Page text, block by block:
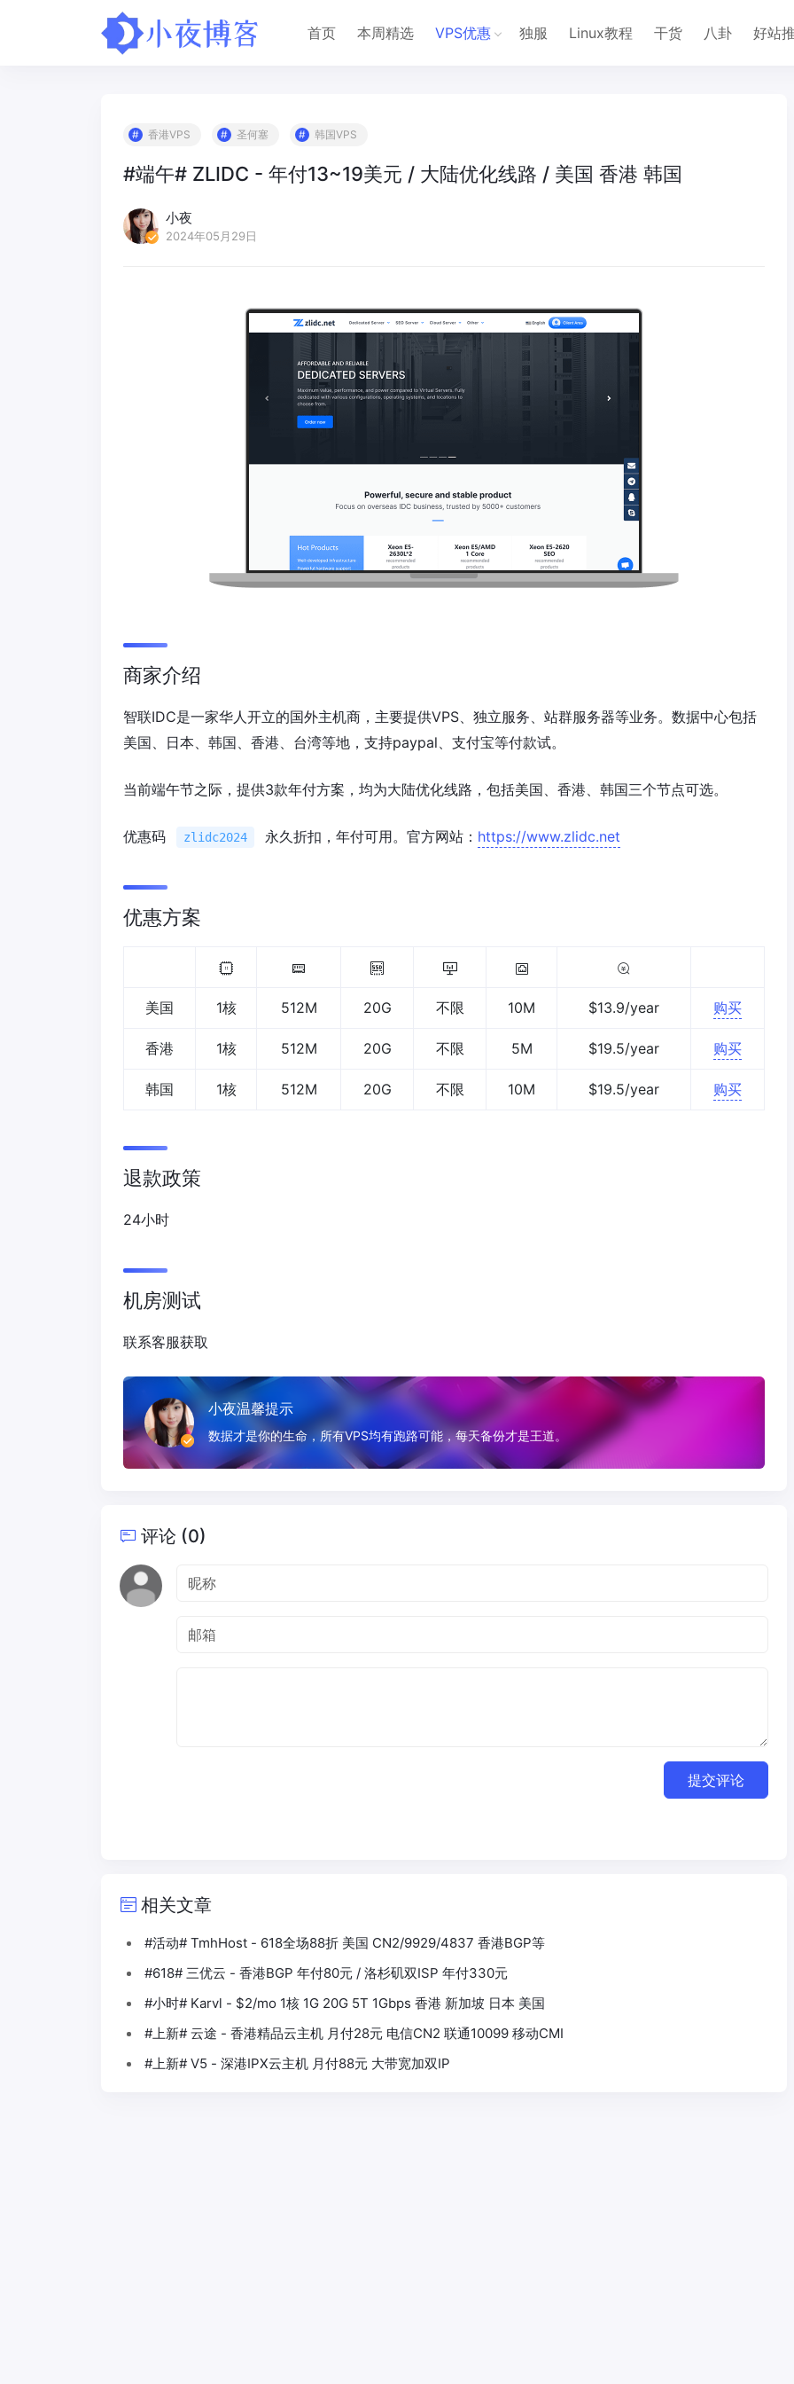
首页 本周精选 VPS优惠 独服 Linux教程 干货 八卦 好站
香港VPS 圣何塞 韩国VPS
#端午# ZLIDC - 年付13~19美元 / 大陆优化线路 / 美国 香港 韩国
小夜
2024年05月29日
商家介绍
智联IDC是一家华人开立的国外主机商，主要提供VPS、独立服务、站群服务器等业务。数据中心包括
美国、日本、韩国、香港、台湾等地，支持paypal、支付宝等付款试。
当前端午节之际，提供3款年付方案，均为大陆优化线路，包括美国、香港、韩国三个节点可选。
优惠码 zlidc2024 永久折扣，年付可用。官方网站： https://www.zlidc.net
优惠方案
美国 1核 512M 20G 不限 10M $13.9/year 购买
香港 1核 512M 20G 不限 5M $19.5/year 购买
韩国 1核 512M 20G 不限 10M $19.5/year 购买
退款政策
24小时
机房测试
联系客服获取
小夜温馨提示
数据才是你的生命，所有VPS均有跑路可能，每天备份才是王道。
评论 (0)
提交评论
相关文章
#活动# TmhHost - 618全场88折 美国 CN2/9929/4837 香港BGP等
#618# 三优云 - 香港BGP 年付80元 / 洛杉矶双ISP 年付330元
#小时# Karvl - $2/mo 1核 1G 20G 5T 1Gbps 香港 新加坡 日本 美国
#上新# 云途 - 香港精品云主机 月付28元 电信CN2 联通10099 移动CMI
#上新# V5 - 深港IPX云主机 月付88元 大带宽加双IP